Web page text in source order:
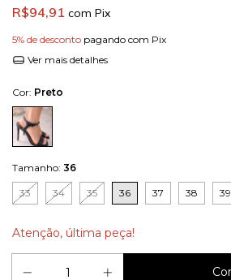
R$94,91 com Pix
5% de desconto pagando com Pix
Ver mais detalhes
Cor: Preto
Tamanho: 36
33 34 35 36 37 38 39
Atenção, última peça!